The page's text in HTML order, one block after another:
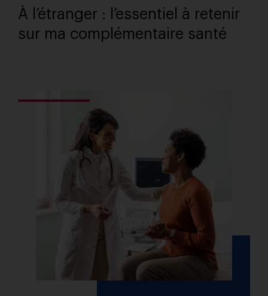
À l’étranger : l’essentiel à retenir
sur ma complémentaire santé